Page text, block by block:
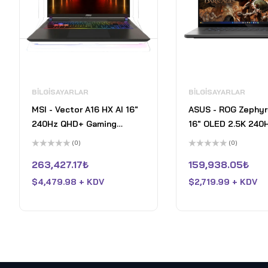
BILGISAYARLAR
MSI - Vector A16 HX AI 16"
240Hz QHD+ Gaming
Laptop - AMD R9-8940HX -
Memory - 1TBSSD - Cosmo
Gray
üzerinden
0
aldı
(0)
263,427.17₺
$4,479.98 + KDV
BILGISAYARLAR
ASUS - ROG
16" OLED 2.5K
Gaming Laptop -
GeForce RTX 5070
SSD - Eclipse Gray
üzerinden
0
aldı
(0)
159,938.05₺
$2,719.99 + KDV